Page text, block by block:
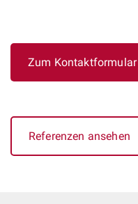
Zum Kontaktformular
Referenzen ansehen